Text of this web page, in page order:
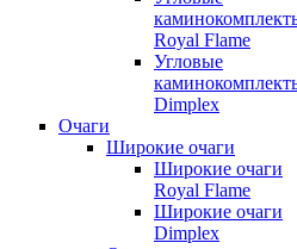
Royal Flame
Угловые
Dimplex
Очаги
Широкие очаги
Широкие очаги
Royal Flame
Широкие очаги
Dimplex